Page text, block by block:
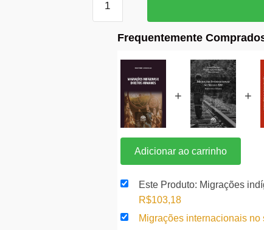
indígenas
direitos
humanos
Frequentemente
+ +
Adicionar ao carrinho
Este Produto: Migrações
O
preço
R$103,18O
preço
Migrações internacionais